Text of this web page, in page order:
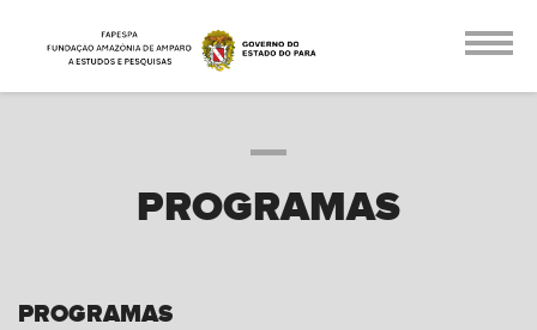
PROGRAMAS
PROGRAMAS